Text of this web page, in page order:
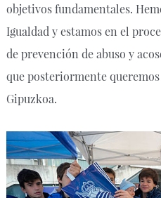
objetivos fundamentales.
Igualdad y estamos en el
de prevención de abuso y
que posteriormente
Gipuzkoa.